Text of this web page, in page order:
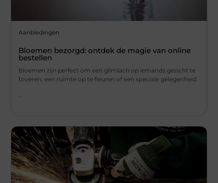
Aanbiedingen
Bloemen bezorgd: ontdek de magie van online
bestellen
Bloemen zijn perfect om een glimlach op iemands gezicht te
toveren, een ruimte op te fleuren of een speciale gelegenheid